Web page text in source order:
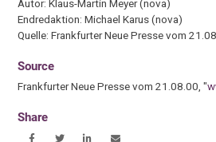
Autor: Klaus-Martin Meyer (nova)
Endredaktion: Michael Karus (nova)
Quelle: Frankfurter Neue Presse vom
Source
Frankfurter Neue Presse vom 21.08.00, "
Share